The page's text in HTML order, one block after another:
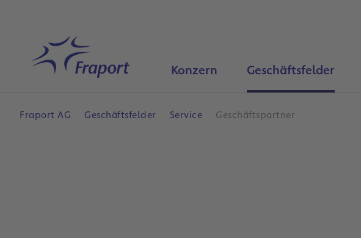
Startseite Konzern Geschäftsfelder
Fraport AG Geschäftsfelder Service Geschäftspartner